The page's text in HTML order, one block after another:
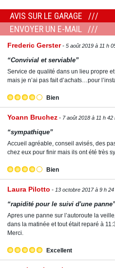
AVIS SUR LE GARAGE
ENVOYER UN E-MAIL
Frederic Gerster 5 août 2019 à 11 h
“Convivial et serviable”
Service de qualité dans un lieu propre
mais je n’ai pas fait d’achats…pour
Bien
Yoann Bruchez 7 août 2018 à 11 h 42
“sympathique”
Accueil agréable, conseil avisés, des
chez eux pour finir mais ils ont été très
Bien
Laura Pilotto 13 octobre 2017 à 9 h 24
“rapidité pour le suivi d'une
Apres une panne sur l’autoroute la
dans la matinée et tout était reparé à
Merci.
Excellent